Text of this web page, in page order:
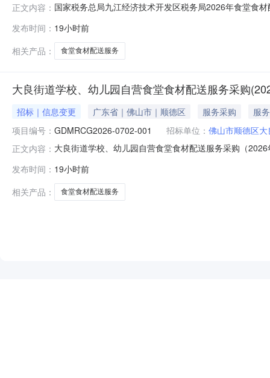
正文内容： 国家税务总局九江经济技术开发区税务局2026年食堂食
口县高新园区工业大厦（湖口县金砂南大道西边）包组
发布时间： 19小时前
相关产品：
食堂食材配送服务
大良街道学校、幼儿园自营食堂食材配送服务采购
招标｜信息变更 广东省｜佛山市｜顺德区 服务采购
服务
项目编号： GDMRCG2026-0702-001 招标单位： 佛山市顺德区
正文内容： 大良街道学校、幼儿园自营食堂食材配送服务采购（
目团队投标人拟派服务管理团队具有以下证明（证书）
有
发布时间： 19小时前
相关产品：
食堂食材配送服务